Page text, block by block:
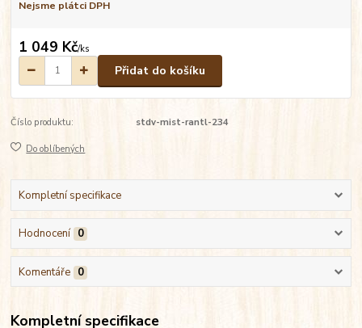
Nejsme plátci DPH
1 049 Kč/ks
Přidat do košíku
Číslo produktu: stdv-mist-rantl-234
Do oblíbených
Kompletní specifikace
Hodnocení 0
Komentáře 0
Kompletní specifikace